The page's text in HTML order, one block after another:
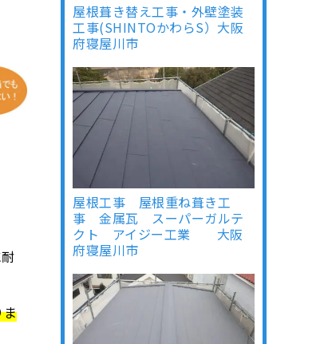
ま
屋根葺き替え工事・外壁塗装
工事(SHINTOかわらS）大阪
府寝屋川市
屋根工事 屋根重ね葺き工
事 金属瓦 スーパーガルテ
クト アイジー工業 大阪
府寝屋川市